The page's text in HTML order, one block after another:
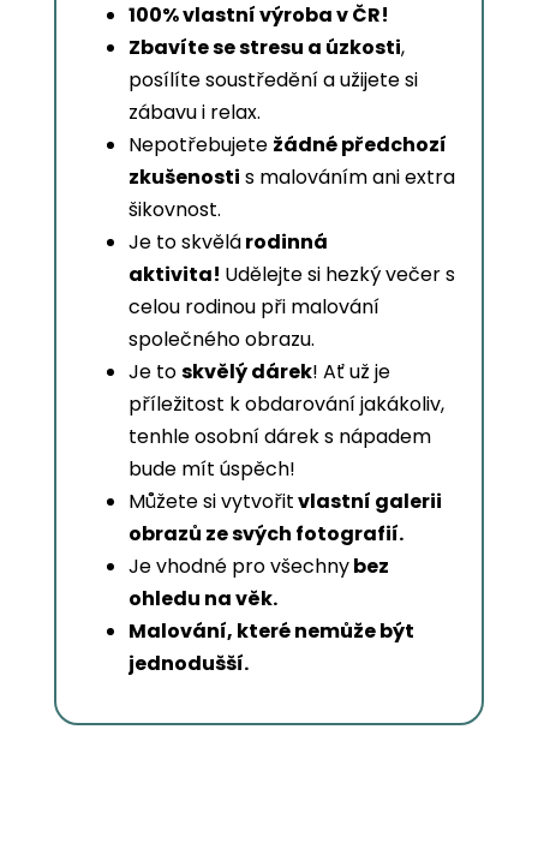
100% vlastní výroba v ČR!
Zbavíte se stresu a úzkosti,
posílíte soustředění a užijete si
zábavu i relax.
Nepotřebujete žádné předchozí
zkušenosti s malováním ani extra
šikovnost.
Je to skvělárodinná
aktivita! Udělejte si hezký večer s
celou rodinou při malování
společného obrazu.
Je toskvělý dárek! Ať už je
příležitost k obdarování jakákoliv,
tenhle osobní dárek s nápadem
bude mít úspěch!
Můžete si vytvořitvlastní galerii
obrazů ze svých fotografií.
Je vhodné pro všechnybez
ohledu na věk.
Malování, které nemůže být
jednodušší.